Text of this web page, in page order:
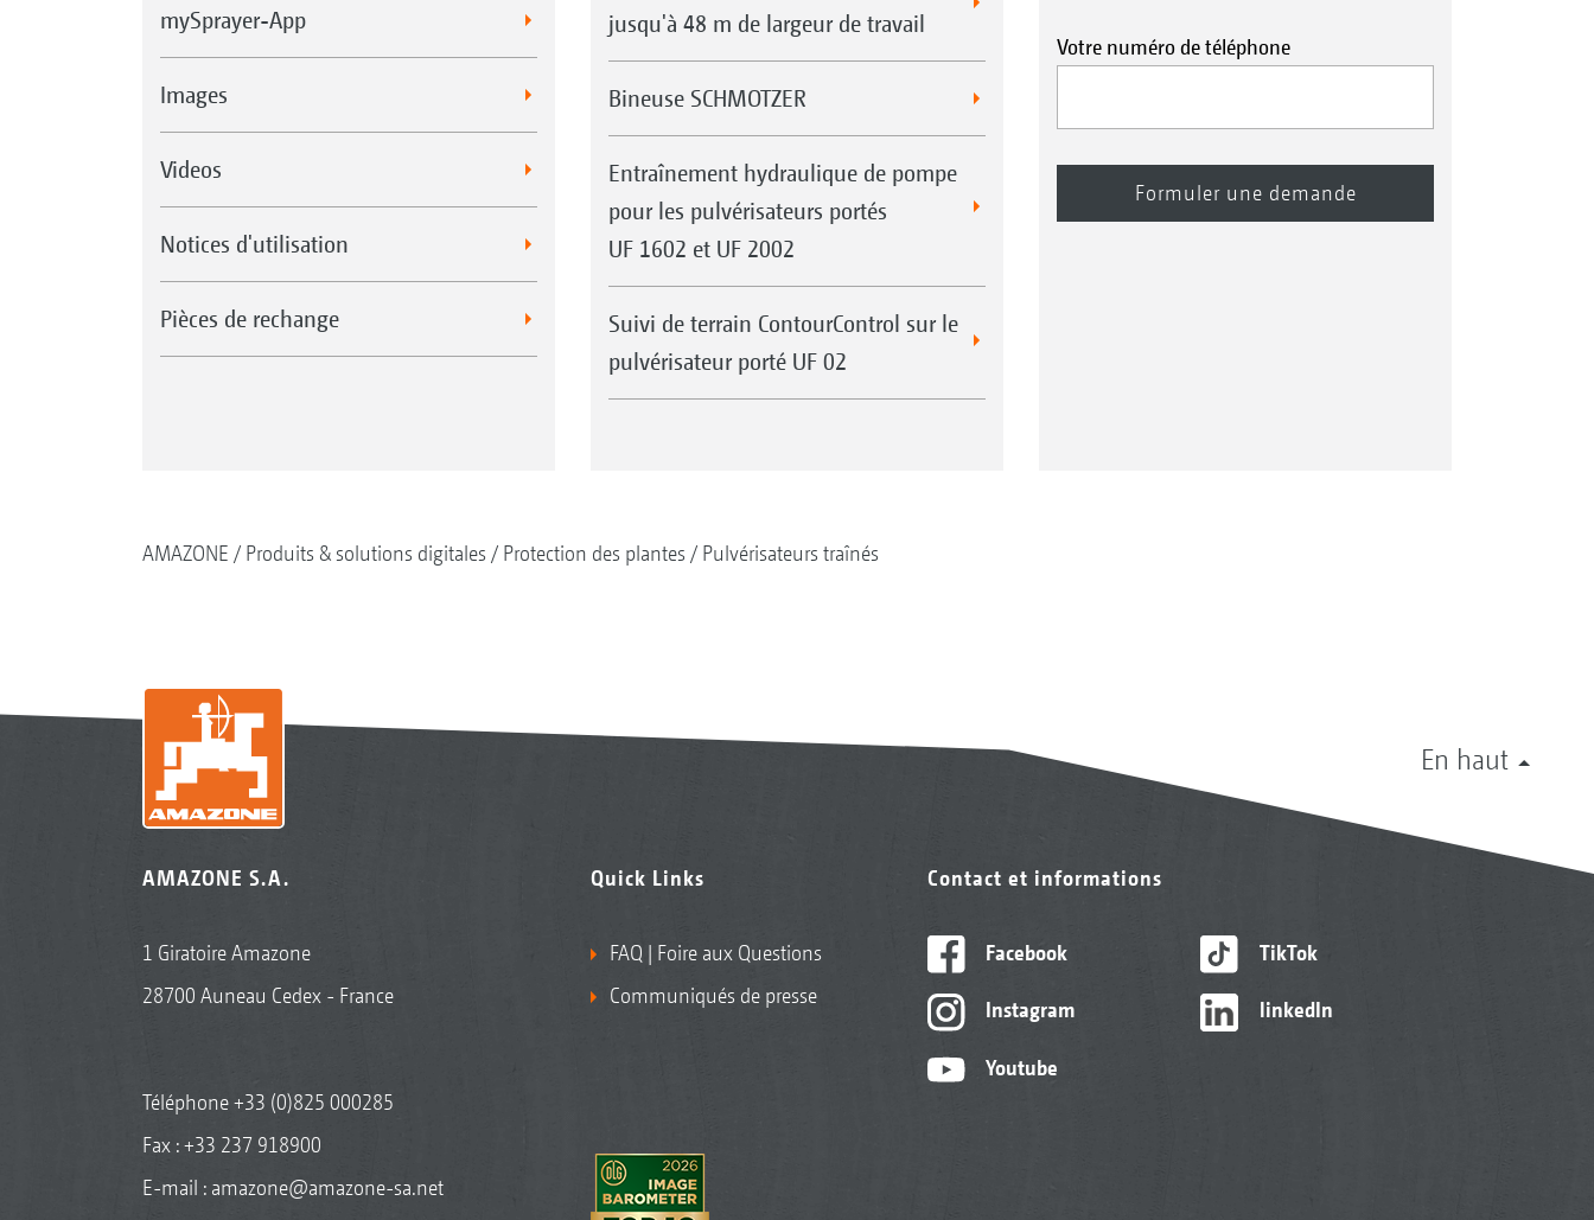
mySprayer-App
Images
Videos
Notices d'utilisation
Pièces de rechange
jusqu'à 48 m de largeur de travail
Bineuse SCHMOTZER
Entraînement hydraulique de pompe
pour les pulvérisateurs portés
UF 1602 et UF 2002
Suivi de terrain ContourControl sur le
pulvérisateur porté UF 02
Votre numéro de téléphone
AMAZONE Produits & solutions digitales Protection des plantes Pulvérisateurs traînés
En haut
AMAZONE S.A.
1 Giratoire Amazone
28700 Auneau Cedex - France
Téléphone+33 (0)825 000285
Fax : +33 237 918900
E-mail : amazone@amazone-sa.net
Quick Links
FAQ | Foire aux Questions
Communiqués de presse
Contact et informations
Facebook
Instagram
Youtube
TikTok
linkedIn